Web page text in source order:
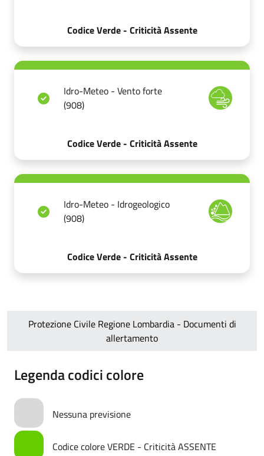
Codice Verde - Criticità Assente
Idro-Meteo - Vento forte
(908)
Codice Verde - Criticità Assente
Idro-Meteo - Idrogeologico
(908)
Codice Verde - Criticità Assente
Protezione Civile Regione Lombardia - Documenti di
allertamento
Legenda codici colore
Nessuna previsione
Codice colore VERDE - Criticità ASSENTE